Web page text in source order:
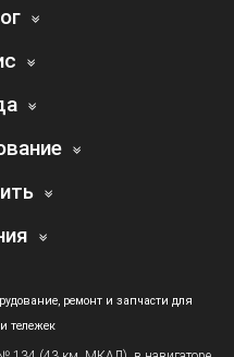
ремонт и запчасти для
тележек